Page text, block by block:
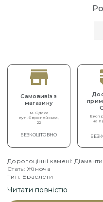
Самовивіз з
магазину
м. Одеса
вул. Європейська,
22
БЕЗКОШТОВНО
на
Дорогоцінні камені: Діаманти
Стать: Жіноча
Тип: Браслети
Читати повністю